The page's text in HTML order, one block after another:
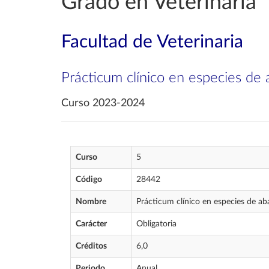
Facultad de Veterinaria
Prácticum clínico en especies de
Curso 2023-2024
Curso 5
Código 28442
Nombre Prácticum clínico en especies de
Carácter Obligatoria
Créditos 6,0